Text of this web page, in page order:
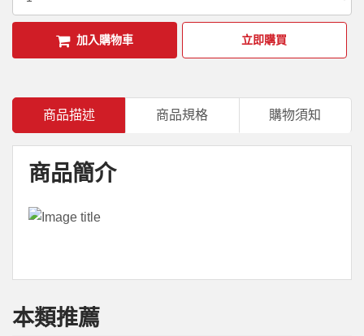
加入購物車 立即購買
商品描述 商品規格 購物須知
商品簡介
本類推薦